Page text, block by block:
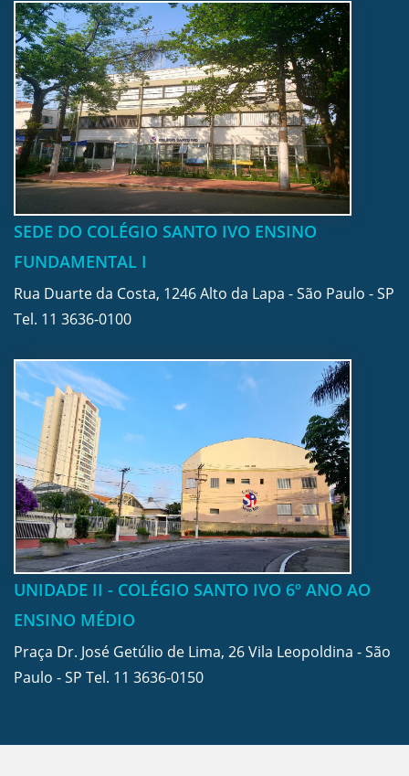
SEDE DO COLÉGIO SANTO IVO ENSINO
FUNDAMENTAL I
Rua Duarte da Costa, 1246 Alto da Lapa - São Paulo - SP
Tel. 11 3636-0100
UNIDADE II - COLÉGIO SANTO IVO 6º ANO AO
ENSINO MÉDIO
Praça Dr. José Getúlio de Lima, 26 Vila Leopoldina - São
Paulo - SP Tel. 11 3636-0150